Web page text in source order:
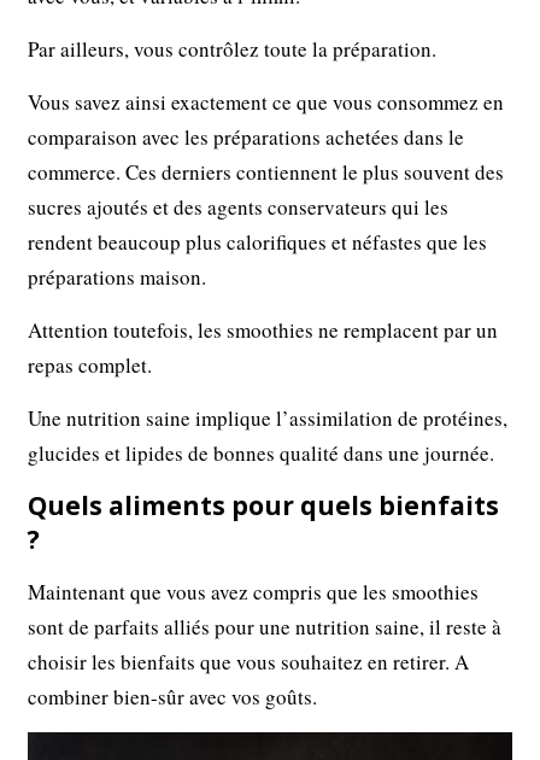
Par ailleurs, vous contrôlez toute la préparation.
Vous savez ainsi exactement ce que vous consommez en
comparaison avec les préparations achetées dans le
commerce. Ces derniers contiennent le plus souvent des
sucres ajoutés et des agents conservateurs qui les
rendent beaucoup plus calorifiques et néfastes que les
préparations maison.
Attention toutefois, les smoothies ne remplacent par un
repas complet.
Une nutrition saine implique l’assimilation de protéines,
glucides et lipides de bonnes qualité dans une journée.
Quels aliments pour quels bienfaits
?
Maintenant que vous avez compris que les smoothies
sont de parfaits alliés pour une nutrition saine, il reste à
choisir les bienfaits que vous souhaitez en retirer. A
combiner bien-sûr avec vos goûts.